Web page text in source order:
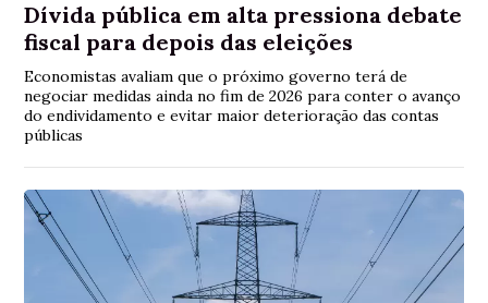
Dívida pública em alta pressiona debate
fiscal para depois das eleições
Economistas avaliam que o próximo governo terá de
negociar medidas ainda no fim de 2026 para conter o avanço
do endividamento e evitar maior deterioração das contas
públicas